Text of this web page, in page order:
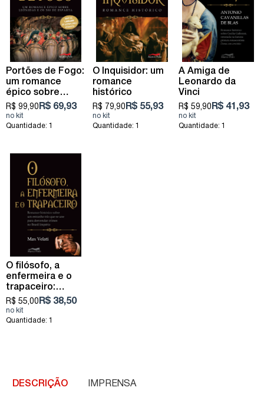
Portões de Fogo:
um romance
épico sobre
Leônidas e os
300 de Esparta
R$ 99,90 R$ 69,93
Quantidade: 1
O Inquisidor: um
romance
histórico
R$ 79,90 R$ 55,93
Quantidade: 1
A Amiga de
Leonardo da
Vinci
R$ 59,90 R$ 41,93
Quantidade: 1
O filósofo, a
enfermeira e o
trapaceiro:
romance
histórico sobre
um estranho trio
R$ 55,00 R$ 38,50
Quantidade: 1
DESCRIÇÃO IMPRENSA